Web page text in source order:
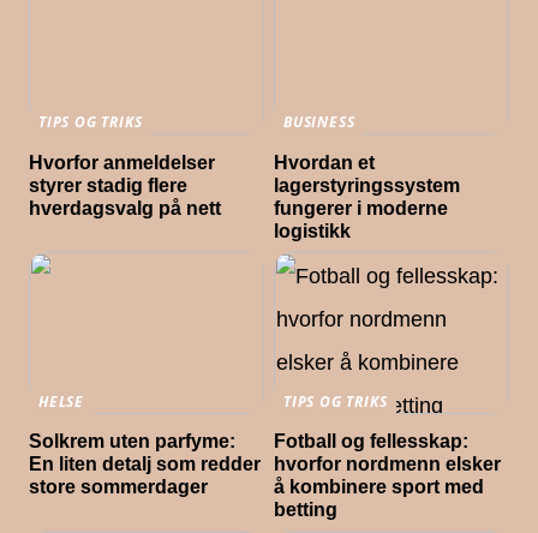
TIPS OG TRIKS
Hvorfor anmeldelser
styrer stadig flere
hverdagsvalg på nett
BUSINESS
Hvordan et
lagerstyringssystem
fungerer i moderne
logistikk
HELSE
Solkrem uten parfyme:
En liten detalj som redder
store sommerdager
TIPS OG TRIKS
Fotball og fellesskap:
hvorfor nordmenn elsker
å kombinere sport med
betting